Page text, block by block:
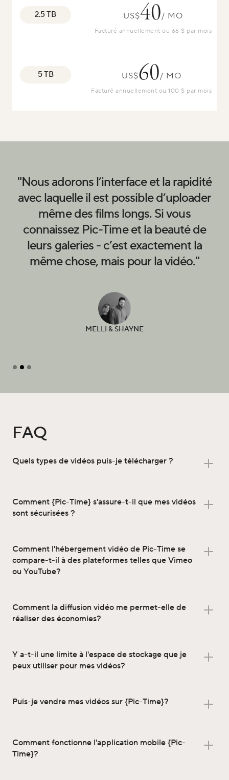
2.5 TB US$40/ MO
Facturé annuellement ou 66 $ par mois
5 TB US$60/ MO
Facturé annuellement ou 100 $ par mois
"Nous adorons l’interface et la rapidité
avec laquelle il est possible d’uploader
même des films longs. Si vous
connaissez Pic-Time et la beauté de
leurs galeries - c’est exactement la
même chose, mais pour la vidéo."
MELLI & SHAYNE
Diapositive 2 sur 3.
FAQ
Quels types de vidéos puis-je télécharger ?
Comment {Pic-Time} s'assure-t-il que mes vidéos
sont sécurisées ?
Comment l'hébergement vidéo de Pic-Time se
compare-t-il à des plateformes telles que Vimeo
ou YouTube?
Comment la diffusion vidéo me permet-elle de
réaliser des économies?
Y a-t-il une limite à l'espace de stockage que je
peux utiliser pour mes vidéos?
Puis-je vendre mes vidéos sur {Pic-Time}?
Comment fonctionne l'application mobile {Pic-
Time}?